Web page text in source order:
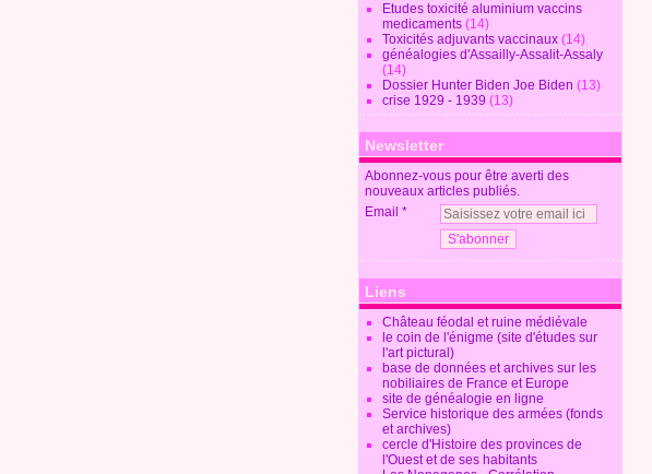
Etudes toxicité aluminium vaccins
medicaments (14)
Toxicités adjuvants vaccinaux (14)
généalogies d'Assailly-Assalit-Assaly
(14)
Dossier Hunter Biden Joe Biden (13)
crise 1929 - 1939 (13)
Newsletter
Abonnez-vous pour être averti des
nouveaux articles publiés.
Email
Liens
Château féodal et ruine médiévale
le coin de l'énigme (site d'études sur
l'art pictural)
base de données et archives sur les
nobiliaires de France et Europe
site de généalogie en ligne
Service historique des armées (fonds
et archives)
cercle d'Histoire des provinces de
l'Ouest et de ses habitants